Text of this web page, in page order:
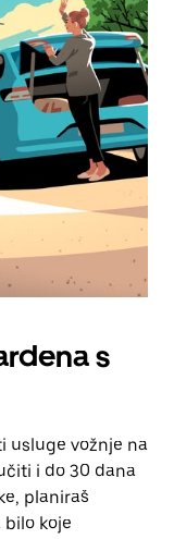
s
usluge vožnje na
i do 30 dana
planiraš
koje